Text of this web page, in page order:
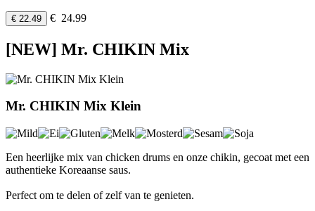
€ 22.49 € 24.99
[NEW] Mr. CHIKIN Mix
Mr. CHIKIN Mix Klein
Een heerlijke mix van chicken drums en onze chikin, gecoat met een
authentieke Koreaanse saus.
Perfect om te delen of zelf van te genieten.